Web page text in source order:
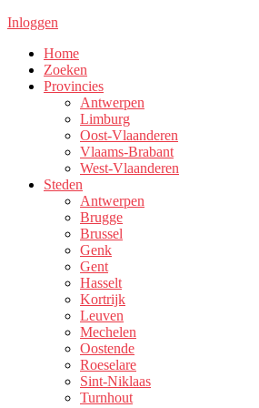
Inloggen
Home
Zoeken
Provincies
Antwerpen
Limburg
Oost-Vlaanderen
Vlaams-Brabant
West-Vlaanderen
Steden
Antwerpen
Brugge
Brussel
Genk
Gent
Hasselt
Kortrijk
Leuven
Mechelen
Oostende
Roeselare
Sint-Niklaas
Turnhout